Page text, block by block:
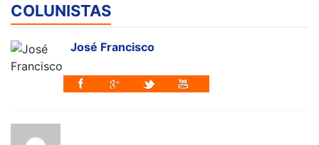
COLUNISTAS
José Francisco